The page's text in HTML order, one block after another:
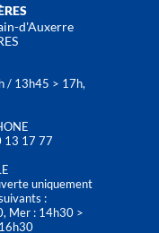
d'Auxerre
/ 13h45 > 17h,
13 17 77
uniquement
:
Mer : 14h30 >